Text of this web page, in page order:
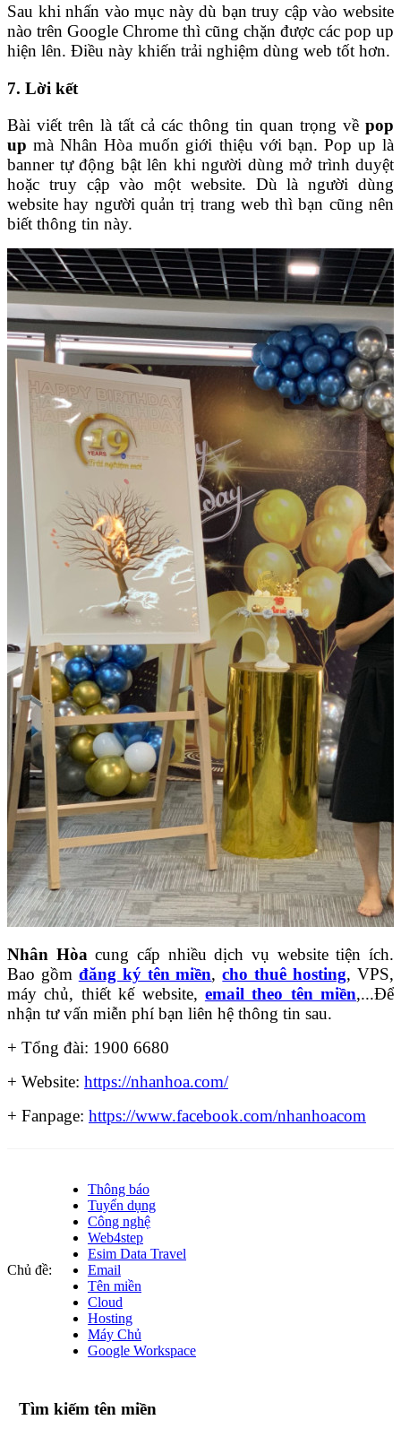
Sau khi nhấn vào mục này dù bạn truy cập vào website
nào trên Google Chrome thì cũng chặn được các pop up
hiện lên. Điều này khiến trải nghiệm dùng web tốt hơn.
7. Lời kết
Bài viết trên là tất cả các thông tin quan trọng về pop
up mà Nhân Hòa muốn giới thiệu với bạn. Pop up là
banner tự động bật lên khi người dùng mở trình duyệt
hoặc truy cập vào một website. Dù là người dùng
website hay người quản trị trang web thì bạn cũng nên
biết thông tin này.
Nhân Hòacung cấp nhiều dịch vụ website tiện ích.
Bao gồm đăng ký tên miền,cho thuê hosting, VPS,
máy chủ, thiết kế website, email theo tên miền,...Để
nhận tư vấn miễn phí bạn liên hệ thông tin sau.
+ Tổng đài: 1900 6680
+ Website: https://nhanhoa.com/
+ Fanpage: https://www.facebook.com/nhanhoacom
Chủ đề:
Thông báo
Tuyển dụng
Công nghệ
Web4step
Esim Data Travel
Email
Tên miền
Cloud
Hosting
Máy Chủ
Google Workspace
Tìm kiếm tên miền